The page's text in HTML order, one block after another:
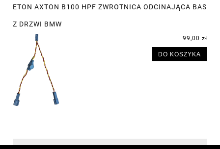
ETON AXTON B100 HPF ZWROTNICA ODCINAJĄCA BAS
Z DRZWI BMW
99,00 zł
DO KOSZYKA